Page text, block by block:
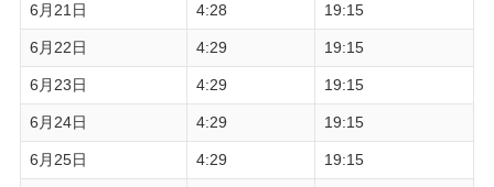
6月21日 4:28 19:15
6月22日 4:29 19:15
6月23日 4:29 19:15
6月24日 4:29 19:15
6月25日 4:29 19:15